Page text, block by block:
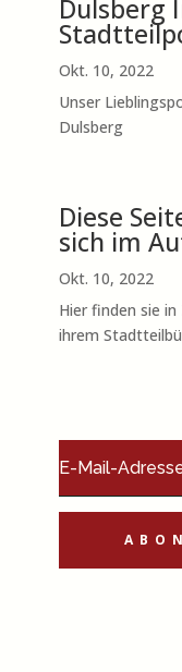
Dulsberg
Okt. 10, 2022
Unser
Dulsberg
Diese
sich im
Okt. 10, 2022
Hier finden sie
ihrem